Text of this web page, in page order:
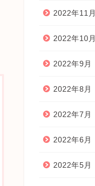
2022年11月
2022年10月
2022年9月
2022年8月
2022年7月
2022年6月
2022年5月